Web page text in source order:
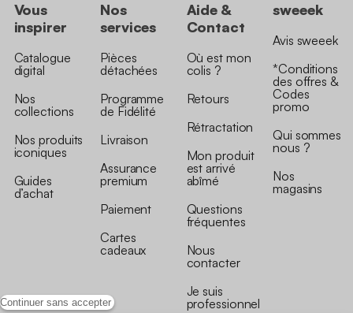
Continuer sans accepter
Vous
inspirer
Catalogue
digital
Nos
collections
Nos produits
iconiques
Guides
d’achat
Nos
services
Pièces
détachées
Programme
de Fidélité
Livraison
Assurance
premium
Paiement
Cartes
cadeaux
Aide &
Contact
Où est mon
colis ?
Retours
Rétractation
Mon produit
est arrivé
abîmé
Questions
fréquentes
Nous
contacter
Je suis
professionnel
sweeek
Avis sweeek
*Conditions
des offres &
Codes
promo
Qui sommes
nous ?
Nos
magasins